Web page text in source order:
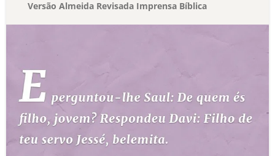
Versão Almeida Revisada Imprensa Bíblica